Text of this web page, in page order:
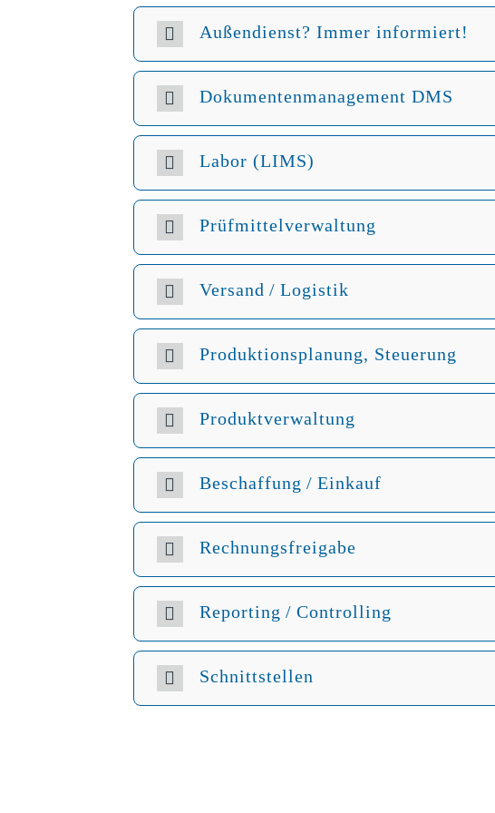
Außendienst? Immer informiert!
Dokumentenmanagement DMS
Labor (LIMS)
Prüfmittelverwaltung
Versand / Logistik
Produktionsplanung, Steuerung
Produktverwaltung
Beschaffung / Einkauf
Rechnungsfreigabe
Reporting / Controlling
Schnittstellen